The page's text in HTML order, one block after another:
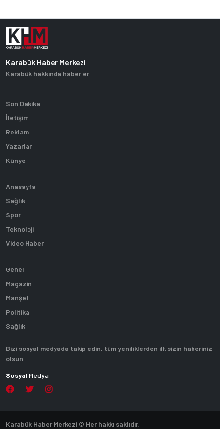
Karabük Haber Merkezi
Karabük hakkında haberler
Son Dakika
İletişim
Reklam
Yazarlar
Künye
Anasayfa
Sağlık
Spor
Teknoloji
Video Haber
Genel
Magazin
Manşet
Politika
Sağlık
Bizi sosyal medyada takip edin, tüm yeniliklerden ilk sizin haberiniz
olsun
Sosyal Medya
Karabük Haber Merkezi © Her hakkı saklıdır.